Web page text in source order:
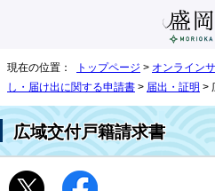
現在の位置： トップページ > オンライン
し・届け出に関する申請書 > 届出・証明 >
広域交付戸籍請求書